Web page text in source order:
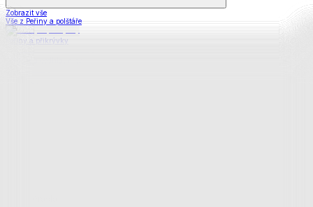
Zobrazit vše
Vše z Peřiny a polštáře
Peřiny a přikrývky